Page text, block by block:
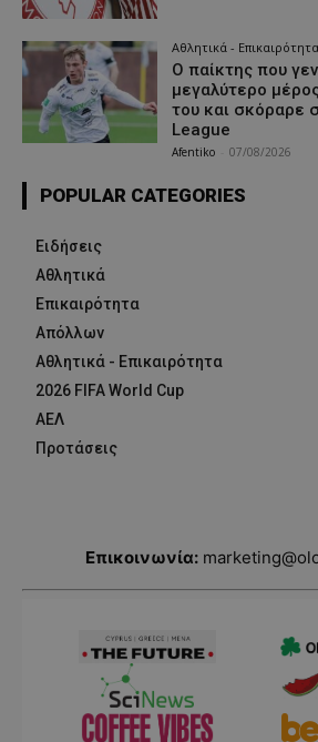
Αθλητικά - Επικαιρότητα
Ο παίκτης που
μεγαλύτερο
του και σκόραρε
League
Afentiko 07/08/2026
POPULAR CATEGORIES
Ειδήσεις
Αθλητικά
Επικαιρότητα
Απόλλων
Αθλητικά - Επικαιρότητα
2026 FIFA World Cup
ΑΕΛ
Προτάσεις
Επικοινωνία: